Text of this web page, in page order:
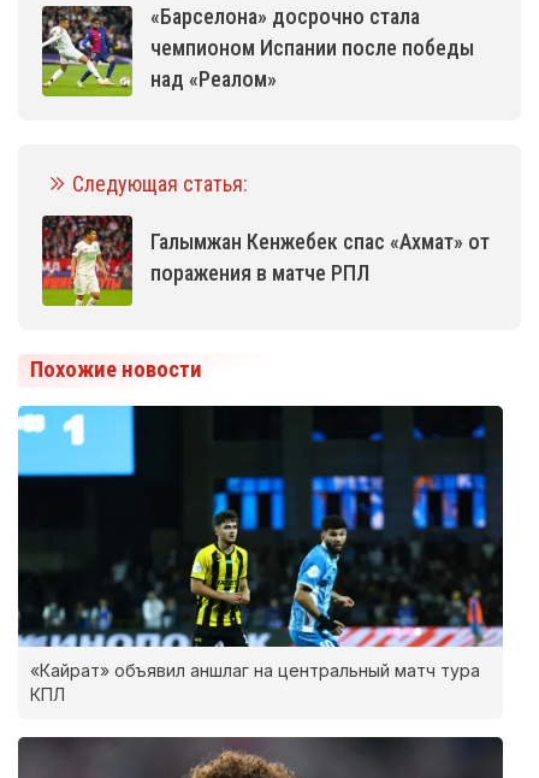
«Барселона» досрочно стала
чемпионом Испании после победы
над «Реалом»
Следующая статья:
Галымжан Кенжебек спас «Ахмат» от
поражения в матче РПЛ
Похожие новости
«Кайрат» объявил аншлаг на центральный матч тура
КПЛ